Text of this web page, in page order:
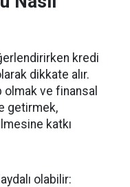
kredi
dikkate alır.
ve finansal
getirmek,
katkı
olabilir: